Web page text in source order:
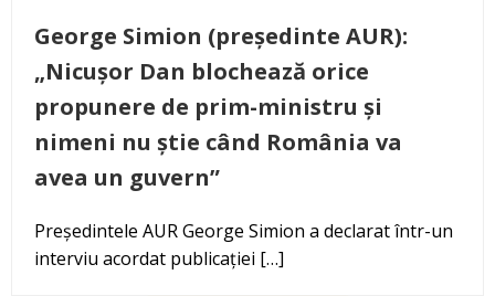
George Simion (președinte AUR):
„Nicușor Dan blochează orice
propunere de prim-ministru și
nimeni nu știe când România va
avea un guvern”
Președintele AUR George Simion a declarat într-un
interviu acordat publicației […]